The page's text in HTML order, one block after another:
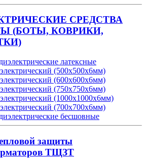
СРЕДСТВА
(БОТЫ, КОВРИКИ,
латексные
(500х500х6мм)
(600х600х6мм)
(750х750х6мм)
(1000х1000х6мм)
(700х700х6мм)
бесшовные
защиты
ТЩЗТ